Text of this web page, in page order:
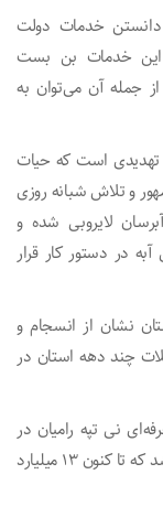
دانستن خدمات دولت
این خدمات بن بست
جمله آن می‌توان به
است که حیات
و تلاش شبانه روزی
اصلی آبرسان لایروبی شده و
در دستور کار قرار
نشان از انسجام و
چند دهه استان در
نی تپه رامیان در
سفر رییس جمهور ۳۰ میلیارد تومان اعتبار مصوب شد که تا کنون ۱۳ میلیارد